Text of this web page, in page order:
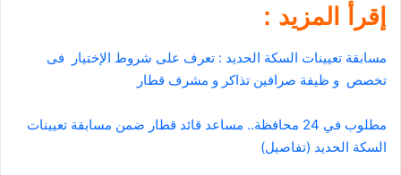
إقرأ المزيد :
مسابقة تعيينات السكة الحديد : تعرف على شروط الإختيار فى
تخصص و ظيفة صرافين تذاكر و مشرف قطار
مطلوب في 24 محافظة.. مساعد قائد قطار ضمن مسابقة تعيينات
السكة الحديد (تفاصيل)